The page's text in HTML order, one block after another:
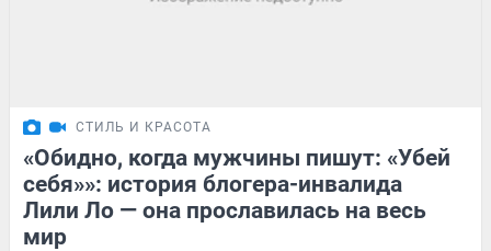
СТИЛЬ И КРАСОТА
«Обидно, когда мужчины пишут: «Убей
себя»»: история блогера-инвалида
Лили Ло — она прославилась на весь
мир